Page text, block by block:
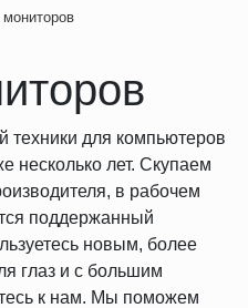
техники для компьютеров
несколько лет. Скупаем
в рабочем
поддержанный
новым, более
глаз и с большим
к нам. Мы поможем